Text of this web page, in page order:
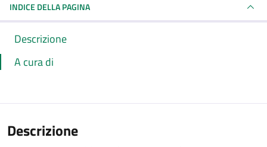
INDICE DELLA PAGINA
Descrizione
A cura di
Descrizione